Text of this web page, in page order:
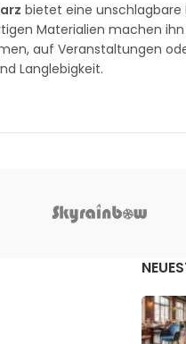
bietet eine unschlagbare
Materialien machen
auf Veranstaltungen
Langlebigkeit.